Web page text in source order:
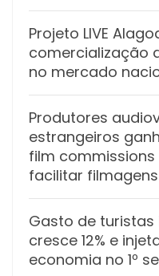
Projeto LIVE
comercialização
no mercado
Produtores
estrangeiros
film
facilitar
Gasto de turistas
cresce 12% e
economia no 1º